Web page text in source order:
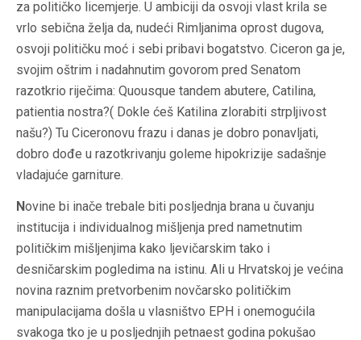
za političko licemjerje. U ambiciji da osvoji vlast krila se
vrlo sebična želja da, nudeći Rimljanima oprost dugova,
osvoji političku moć i sebi pribavi bogatstvo. Ciceron ga je,
svojim oštrim i nadahnutim govorom pred Senatom
razotkrio riječima: Quousque tandem abutere, Catilina,
patientia nostra?( Dokle ćeš Katilina zlorabiti strpljivost
našu?) Tu Ciceronovu frazu i danas je dobro ponavljati,
dobro dođe u razotkrivanju goleme hipokrizije sadašnje
vladajuće garniture.
Novine bi inače trebale biti posljednja brana u čuvanju
institucija i individualnog mišljenja pred nametnutim
političkim mišljenjima kako ljevičarskim tako i
desničarskim pogledima na istinu. Ali u Hrvatskoj je većina
novina raznim pretvorbenim novčarsko političkim
manipulacijama došla u vlasništvo EPH i onemogućila
svakoga tko je u posljednjih petnaest godina pokušao